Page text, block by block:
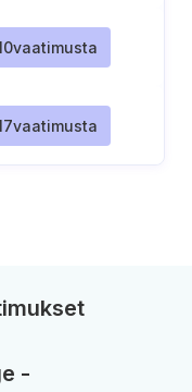
vaatimusta
vaatimusta
-